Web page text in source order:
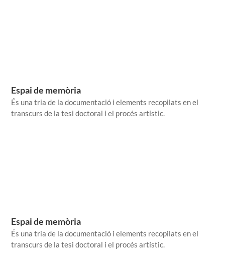
Espai de memòria
És una tria de la documentació i elements recopilats en el
transcurs de la tesi doctoral i el procés artístic.
Espai de memòria
És una tria de la documentació i elements recopilats en el
transcurs de la tesi doctoral i el procés artístic.